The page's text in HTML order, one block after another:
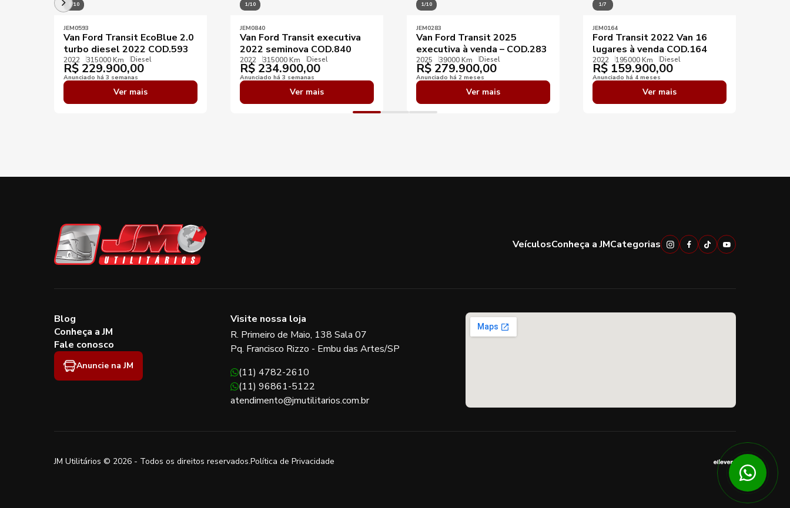
1/10
JEM0593
Van Ford Transit EcoBlue 2.0
turbo diesel 2022 COD.593
2022 315000 Km Diesel
R$ 229.900,00
Anunciado há 3 semanas
Ver mais
1/10
JEM0840
Van Ford Transit executiva
2022 seminova COD.840
2022 315000 Km Diesel
R$ 234.900,00
Anunciado há 3 semanas
Ver mais
1/10
JEM0283
Van Ford Transit 2025
executiva à venda – COD.283
2025 39000 Km Diesel
R$ 279.900,00
Anunciado há 2 meses
Ver mais
1/7
JEM0164
Ford Transit 2022 Van 16
lugares à venda COD.164
2022 195000 Km Diesel
R$ 159.900,00
Anunciado há 4 meses
Ver mais
VeículosConheça a JMCategorias
Blog
Conheça a JM
Fale conosco
Anuncie na JM
Visite nossa loja
R. Primeiro de Maio, 138 Sala 07
Pq. Francisco Rizzo - Embu das Artes/SP
(11) 4782-2610
(11) 96861-5122
atendimento@jmutilitarios.com.br
JM Utilitários © 2026 - Todos os direitos reservados.Política de Privacidade